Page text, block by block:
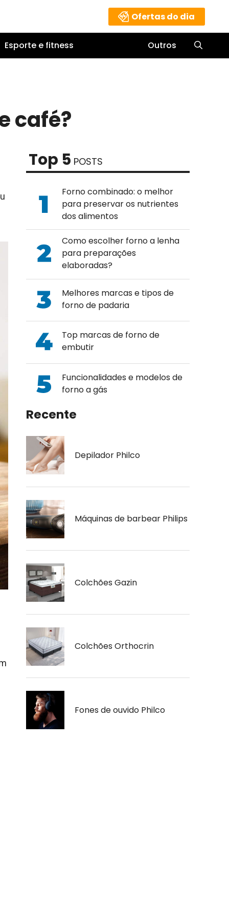
Ofertas do dia
Esporte e fitness Outros
café?
Top 5 POSTS
Forno combinado: o melhor
para preservar os nutrientes
dos alimentos
Como escolher forno a lenha
para preparações
elaboradas?
Melhores marcas e tipos de
forno de padaria
Top marcas de forno de
embutir
Funcionalidades e modelos de
forno a gás
Recente
Depilador Philco
Máquinas de barbear Philips
Colchões Gazin
Colchões Orthocrin
Fones de ouvido Philco